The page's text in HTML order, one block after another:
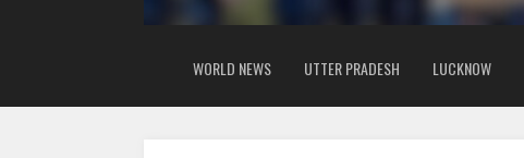
WORLD NEWS UTTER PRADESH LUCKNOW